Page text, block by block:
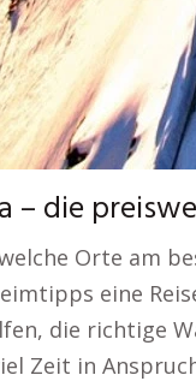
– die
Orte am
eine
die richtige
Zeit in